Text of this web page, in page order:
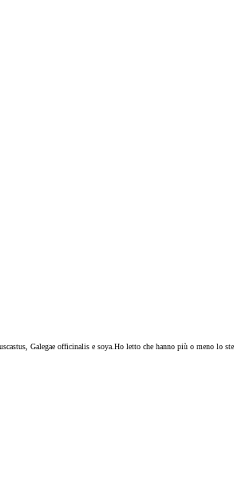
Galegae officinalis e soya.Ho letto che hanno più o meno lo